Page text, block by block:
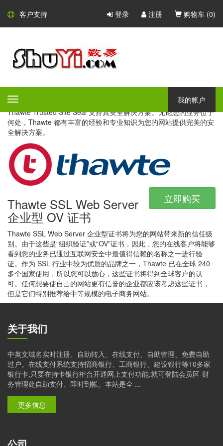
客户支持 登录 注册 购物车 (0)
Toggle
navigation
我的帐户
Thawte SSL 证书
Thawte - 国际性的证书颁发机
构
提供 SSL 和代码签名证书，Thawte 以其多语言支持和国际认可的
Thawte Trusted Site Seal 支持其安全解决方案。无论您的业务位于
何处，Thawte 都有丰富的经验和专业知识为您的网站提供完美的安
全解决方案。
立即购买
Thawte SSL Web Server
企业型 OV 证书
Thawte SSL Web Server 企业型证书将为您的网站带来新的信任级
别。由于这些是“组织验证”或“OV”证书，因此，您的在线客户将能够
看到您的业务已通过互联网安全中最值得信赖的名称之一进行验
证。作为 SSL 行业中较为优质的品牌之一，Thawte 已在全球 240
多个国家使用，所以您可以放心，这些证书将得到全球客户的认
可。任何想要使自己的网站更有信誉的企业都应该考虑这些证书，
但是它们特别推荐给中等规模的电子商务网站。
关于我们
中英文域名实时注册、自助转入、在线支付、自助管理、免费自助
过户。在线支付系统支持招商银行、工商银行、建设银行等10多家
银行卡,只要在持卡银行柜台开通网上支付功能,就可登陆会员区-财
务管理处自助支付、即时到帐。本站是全 ...
更多信息